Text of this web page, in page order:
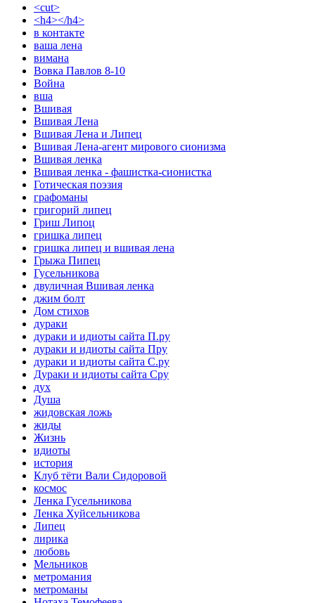
<cut>
<h4></h4>
в контакте
ваша лена
вимана
Вовка Павлов 8-10
Война
вша
Вшивая
Вшивая Лена
Вшивая Лена и Липец
Вшивая Лена-агент мирового сионизма
Вшивая ленка
Вшивая ленка - фашистка-сионистка
Готическая поэзия
графоманы
григорий липец
Гриш Липоц
гришка липец
гришка липец и вшивая лена
Грыжа Пипец
Гусельникова
двуличная Вшивая ленка
джим болт
Дом стихов
дураки
дураки и идиоты сайта П.ру
дураки и идиоты сайта Пру
дураки и идиоты сайта С.ру
Дураки и идиоты сайта Сру
дух
Душа
жидовская ложь
жиды
Жизнь
идиоты
история
Клуб тёти Вали Сидоровой
космос
Ленка Гусельникова
Ленка Хуйсельникова
Липец
лирика
любовь
Мельников
метромания
метроманы